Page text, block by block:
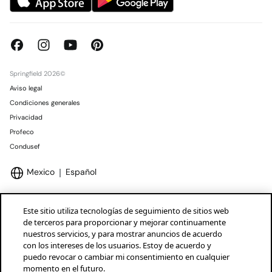
Springfield 2026©
Aviso legal
Condiciones generales
Privacidad
Profeco
Condusef
Mexico Español
Marcas Tendam
Este sitio utiliza tecnologías de seguimiento de sitios web
de terceros para proporcionar y mejorar continuamente
nuestros servicios, y para mostrar anuncios de acuerdo
con los intereses de los usuarios. Estoy de acuerdo y
puedo revocar o cambiar mi consentimiento en cualquier
momento en el futuro.